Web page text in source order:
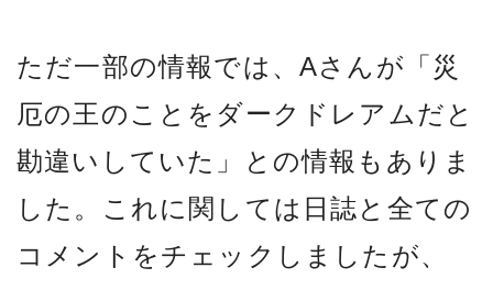
ただ一部の情報では、Aさんが「災
厄の王のことをダークドレアムだと
勘違いしていた」との情報もありま
した。これに関しては日誌と全ての
コメントをチェックしましたが、